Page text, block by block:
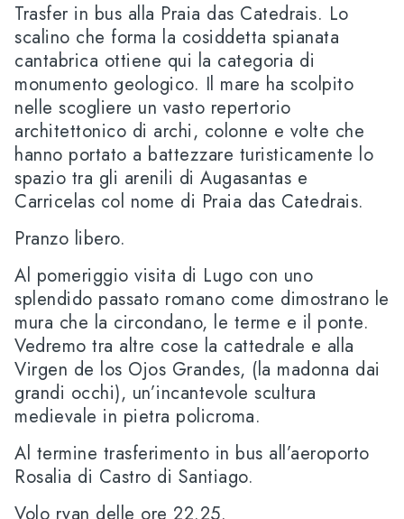
Trasfer in bus alla Praia das Catedrais. Lo
scalino che forma la cosiddetta spianata
cantabrica ottiene qui la categoria di
monumento geologico. Il mare ha scolpito
nelle scogliere un vasto repertorio
architettonico di archi, colonne e volte che
hanno portato a battezzare turisticamente lo
spazio tra gli arenili di Augasantas e
Carricelas col nome di Praia das Catedrais.
Pranzo libero.
Al pomeriggio visita di Lugo con uno
splendido passato romano come dimostrano le
mura che la circondano, le terme e il ponte.
Vedremo tra altre cose la cattedrale e alla
Virgen de los Ojos Grandes, (la madonna dai
grandi occhi), un’incantevole scultura
medievale in pietra policroma.
Al termine trasferimento in bus all’aeroporto
Rosalia di Castro di Santiago.